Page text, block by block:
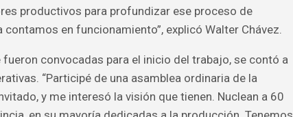
productivos para profundizar ese proceso de
en funcionamiento”, explicó Walter Chávez.
convocadas para el inicio del trabajo, se contó a
“Participé de una asamblea ordinaria de la
y me interesó la visión que tienen. Nuclean a 60